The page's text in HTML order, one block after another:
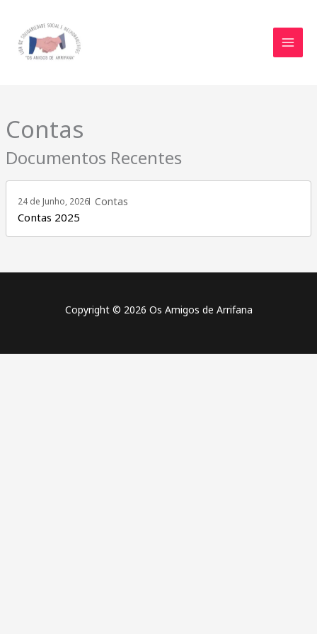
content
Contas
Documentos Recentes
24 de Junho, 2026 Contas
Contas 2025
Copyright © 2026 Os Amigos de Arrifana